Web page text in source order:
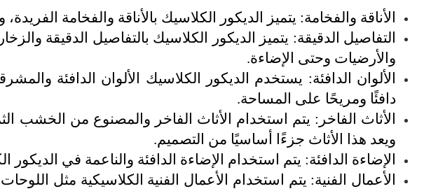
الأناقة والفخامة: يتميز الديكور الكلاسيك بالأناقة والفخامة
التفاصيل الدقيقة: يتميز الديكور الكلاسيك بالتفاصيل الدقيقة
والأرضيات وحتى الإضاءة.
الألوان الدافئة: يستخدم الديكور الكلاسيك الألوان الدافئة
دافئًا ومريحًا على المساحة.
الأثاث الفاخر: يتم استخدام الأثاث الفاخر والمصنوع من الخشب
ويعد هذا الأثاث جزءًا أساسيًا من التصميم.
الإضاءة الدافئة: يتم استخدام الإضاءة الدافئة والناعمة في
الأعمال الفنية: يتم استخدام الأعمال الفنية الكلاسيكية مثل